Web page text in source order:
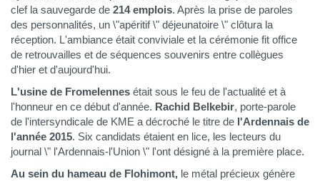
clef la sauvegarde de 214 emplois. Après la prise de paroles
des personnalités, un \"apéritif \" déjeunatoire \" clôtura la
réception. L'ambiance était conviviale et la cérémonie fit office
de retrouvailles et de séquences souvenirs entre collègues
d'hier et d'aujourd'hui.
L'usine de Fromelennes était sous le feu de l'actualité et à
l'honneur en ce début d'année. Rachid Belkebir, porte-parole
de l'intersyndicale de KME a décroché le titre de l'Ardennais de
l'année 2015. Six candidats étaient en lice, les lecteurs du
journal \" l'Ardennais-l'Union \" l'ont désigné à la première place.
Au sein du hameau de Flohimont, le métal précieux génère